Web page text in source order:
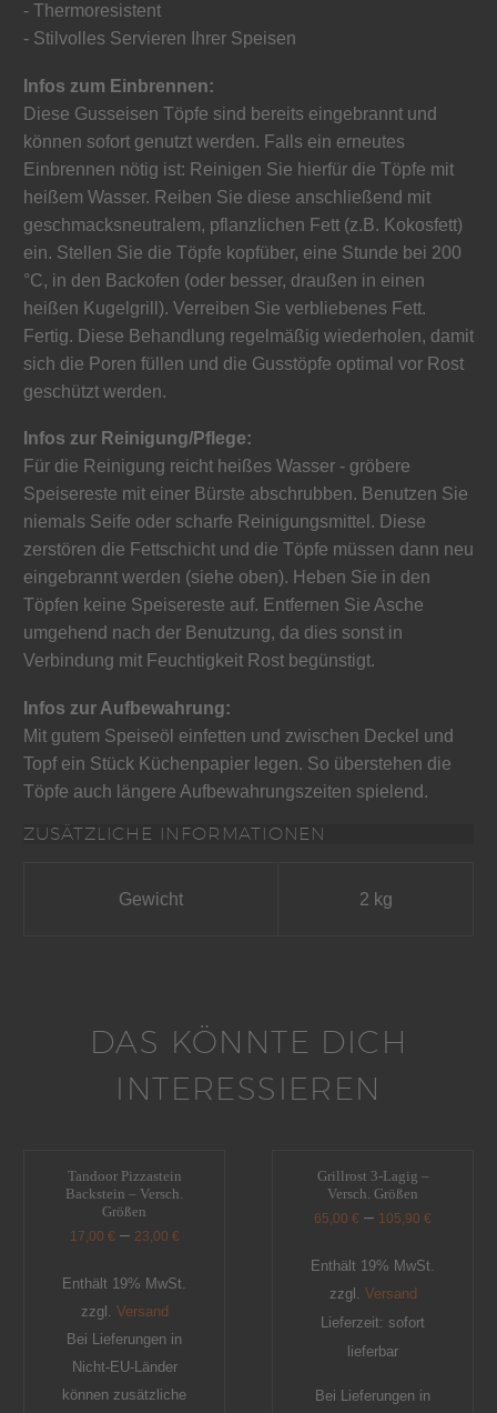
- Thermoresistent
- Stilvolles Servieren Ihrer Speisen
Infos zum Einbrennen:
Diese Gusseisen Töpfe sind bereits eingebrannt und
können sofort genutzt werden. Falls ein erneutes
Einbrennen nötig ist: Reinigen Sie hierfür die Töpfe mit
heißem Wasser. Reiben Sie diese anschließend mit
geschmacksneutralem, pflanzlichen Fett (z.B. Kokosfett)
ein. Stellen Sie die Töpfe kopfüber, eine Stunde bei 200
°C, in den Backofen (oder besser, draußen in einen
heißen Kugelgrill). Verreiben Sie verbliebenes Fett.
Fertig. Diese Behandlung regelmäßig wiederholen, damit
sich die Poren füllen und die Gusstöpfe optimal vor Rost
geschützt werden.
Infos zur Reinigung/Pflege:
Für die Reinigung reicht heißes Wasser - gröbere
Speisereste mit einer Bürste abschrubben. Benutzen Sie
niemals Seife oder scharfe Reinigungsmittel. Diese
zerstören die Fettschicht und die Töpfe müssen dann neu
eingebrannt werden (siehe oben). Heben Sie in den
Töpfen keine Speisereste auf. Entfernen Sie Asche
umgehend nach der Benutzung, da dies sonst in
Verbindung mit Feuchtigkeit Rost begünstigt.
Infos zur Aufbewahrung:
Mit gutem Speiseöl einfetten und zwischen Deckel und
Topf ein Stück Küchenpapier legen. So überstehen die
Töpfe auch längere Aufbewahrungszeiten spielend.
ZUSÄTZLICHE INFORMATIONEN
Gewicht 2 kg
DAS KÖNNTE DICH
INTERESSIEREN
Tandoor Pizzastein
Backstein – Versch.
Größen
17,00 € – 23,00 €
Enthält 19% MwSt.
zzgl. Versand
Bei Lieferungen in
Nicht-EU-Länder
können zusätzliche
Grillrost 3-Lagig –
Versch. Größen
65,00 € – 105,90 €
Enthält 19% MwSt.
zzgl. Versand
Lieferzeit: sofort
lieferbar
Bei Lieferungen in